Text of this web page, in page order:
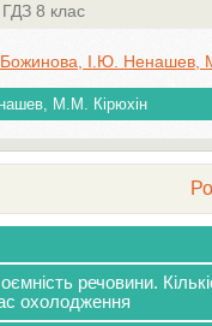
ГДЗ 8 клас
І.Ю. Ненашев,
М.М. Кірюхін
речовини.
охолодження